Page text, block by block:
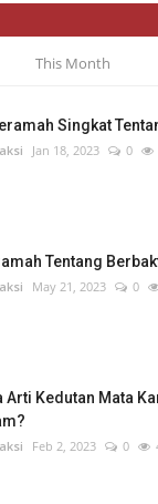
This Month
Singkat
Jan 18, 2023 0
Tentang
May 21, 2023 0
Arti Kedutan Mata
Feb 2, 2023 0